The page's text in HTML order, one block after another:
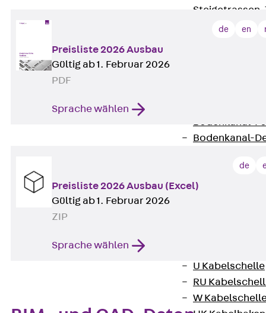
Steigetrassen-
Bodenkanal-
Bodenkanal-
Kabelschellen
U Kabelschelle
RU
W
de en
Preisliste 2026 Ausbau
Gültig ab 1. Februar 2026
PDF
Sprache wählen
de
Preisliste 2026 Ausbau (Excel)
Gültig ab 1. Februar 2026
ZIP
Sprache wählen